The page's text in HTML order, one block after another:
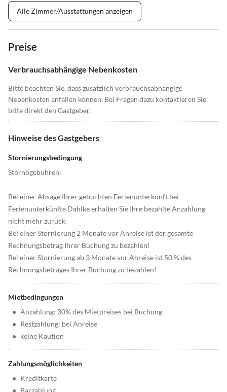
Alle Zimmer/Ausstattungen anzeigen
Preise
Verbrauchsabhängige Nebenkosten
Bitte beachten Sie, dass zusätzlich verbrauchsabhängige
Nebenkosten anfallen können. Bei Fragen dazu kontaktieren Sie
bitte direkt den Gastgeber.
Hinweise des Gastgebers
Stornierungsbedingung
Stornogebühren:
Bei einer Absage Ihrer gebuchten Ferienunterkunft bei
Ferienunterkünfte Dahlke erhalten Sie Ihre bezahlte Anzahlung
nicht mehr zurück.
Bei einer Stornierung 2 Monate vor Anreise ist der gesamte
Rechnungsbetrag Ihrer Buchung zu bezahlen!
Bei einer Stornierung ab 3 Monate vor Anreise ist 50 % des
Rechnungsbetrages Ihrer Buchung zu bezahlen!
Mietbedingungen
• Anzahlung: 30% des Mietpreises bei Buchung
• Restzahlung: bei Anreise
• keine Kaution
Zahlungsmöglichkeiten
• Kreditkarte